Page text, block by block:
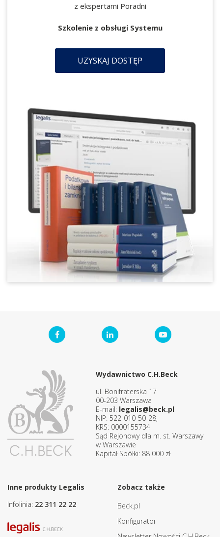
z ekspertami Poradni
Szkolenie z obsługi Systemu
UZYSKAJ DOSTĘP
Wydawnictwo C.H.Beck
ul. Bonifraterska 17
00-203 Warszawa
E-mail: legalis@beck.pl
NIP: 522-010-50-28,
KRS: 0000155734
Sąd Rejonowy dla m. st. Warszawy
w Warszawie
Kapitał Spółki: 88 000 zł
Inne produkty Legalis
Infolinia: 22 311 22 22
Zobacz także
Beck.pl
Konfigurator